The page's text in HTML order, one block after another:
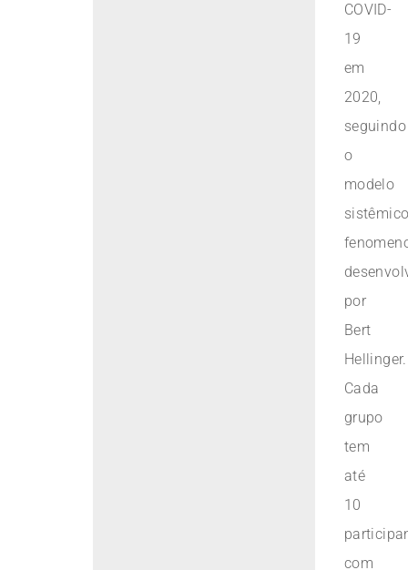
COVID-
19
em
2020,
seguindo
o
modelo
por
Bert
Hellinger.
Cada
grupo
tem
até
10
com